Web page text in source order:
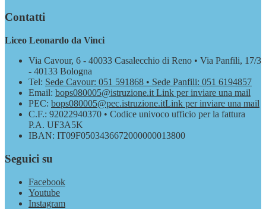
Contatti
Liceo Leonardo da Vinci
Via Cavour, 6 - 40033 Casalecchio di Reno • Via Panfili, 17/3
- 40133 Bologna
Tel: Sede Cavour: 051 591868 • Sede Panfili: 051 6194857
Email: bops080005@istruzione.it Link per inviare una mail
PEC: bops080005@pec.istruzione.itLink per inviare una mail
C.F.: 92022940370 • Codice univoco ufficio per la fattura
P.A. UF3A5K
IBAN: IT09F0503436672000000013800
Seguici su
Facebook
Youtube
Instagram